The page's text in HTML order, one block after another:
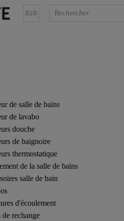
B2B
de salle de bains
de lavabo
douche
de baignoire
thermostatique
de la salle de bains
salle de bain
d'écoulement
de rechange